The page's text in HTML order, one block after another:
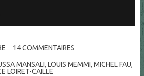
14COMMENTAIRES
MANSALI,LOUIS MEMMI,MICHEL FAU,
LOIRET-CAILLE